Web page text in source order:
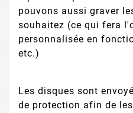
pouvons aussi graver
souhaitez (ce qui fera
personnalisée en
etc.)
Les disques sont
de protection afin de